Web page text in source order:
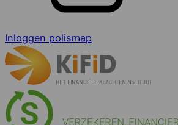
Inloggen polismap